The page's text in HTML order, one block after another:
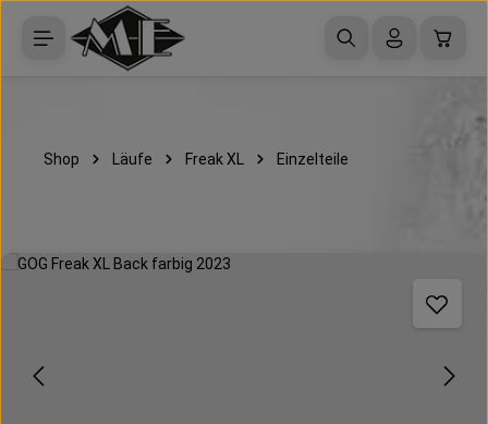
Zum Hauptinhalt springen
Shop Läufe Freak XL Einzelteile
Bildergalerie überspringen